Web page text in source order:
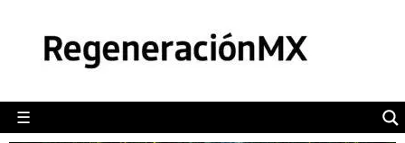
☰
POLÍTICA
CAMALEÓN